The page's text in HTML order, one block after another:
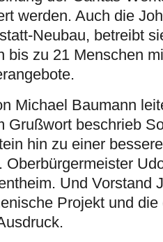
werden. Auch die
Neubau, betreibt
bis zu 21 Menschen
Michael Baumann
Grußwort beschrieb
hin zu einer
Oberbürgermeister
Und Vorstand
Projekt und